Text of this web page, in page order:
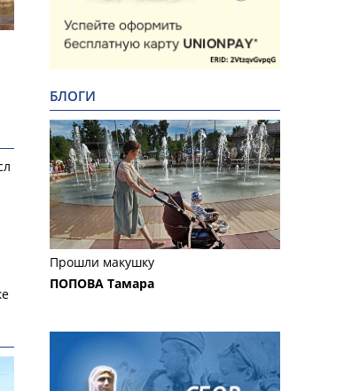
БЛОГИ
Прошли макушку
ПОПОВА Тамара